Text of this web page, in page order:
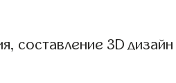
составление 3D дизайн